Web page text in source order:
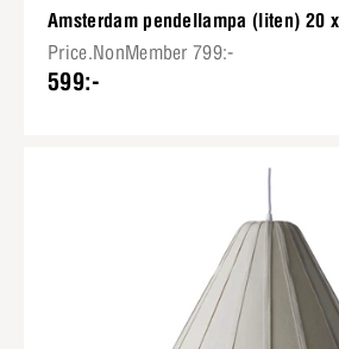
Amsterdam pendellampa (liten) 20
Price.NonMember 799:-
599:-